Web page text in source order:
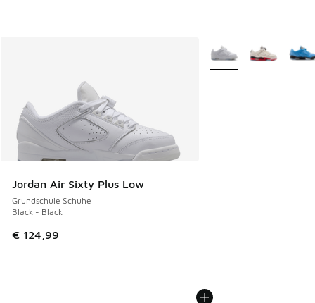
Jordan Air Sixty Plus Low
Grundschule Schuhe
Black - Black
€ 124,99
Weitere Farben